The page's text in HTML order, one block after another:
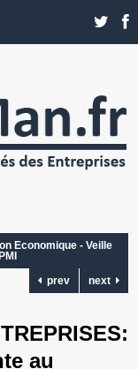
Economique - Veille
prev
next
au